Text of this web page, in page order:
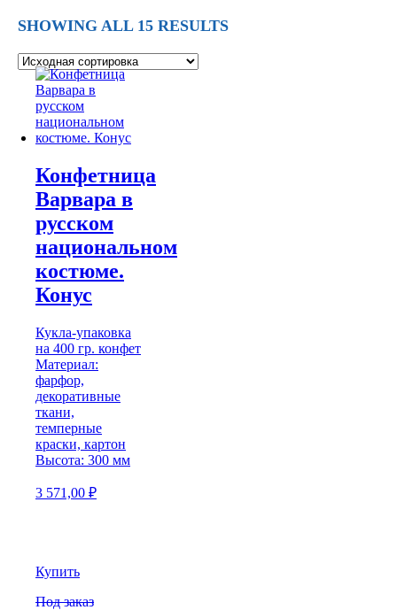
SHOWING ALL 15 RESULTS
Конфетница
Варвара в
русском
национальном
костюме.
Конус
Кукла-упаковка
на 400 гр. конфет
Материал:
фарфор,
декоративные
ткани,
темперные
краски, картон
Высота: 300 мм
3 571,00 ₽
Купить
Под заказ